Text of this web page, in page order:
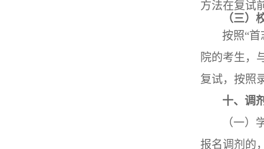
方法在复试
（三）
按照“
院的考生，
复试，按照
十、调
（一
报名调剂的